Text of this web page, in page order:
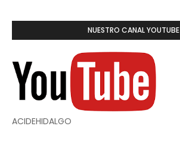
NUESTRO CANAL YOUTUBE
ACIDEHIDALGO